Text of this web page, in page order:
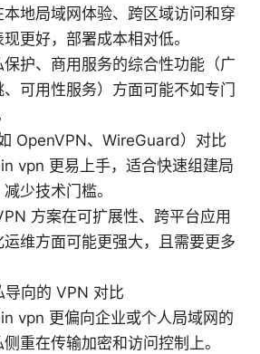
地局域网体验、跨区域访问和穿
更好，部署成本相对低。
护、商用服务的综合性功能（广
可用性服务）方面可能不如专门
OpenVPN、WireGuard）对比
vpn 更易上手，适合快速组建局
少技术门槛。
方案在可扩展性、跨平台应用
维方面可能更强大，且需要更多
导向的 VPN 对比
vpn 更偏向企业或个人局域网的
重在传输加密和访问控制上。